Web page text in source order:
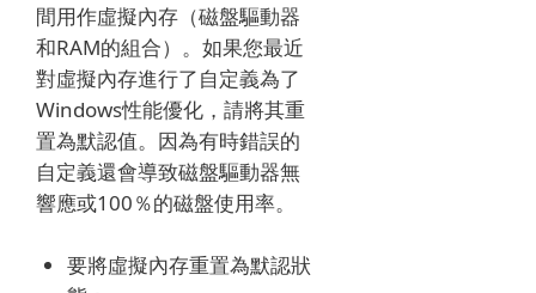
間用作虛擬內存（磁盤驅動器
和RAM的組合）。 如果您最近
對虛擬內存進行了自定義為了
Windows性能優化，請將其重
置為默認值。 因為有時錯誤的
自定義還會導致磁盤驅動器無
響應或100％的磁盤使用率。
要將虛擬內存重置為默認狀